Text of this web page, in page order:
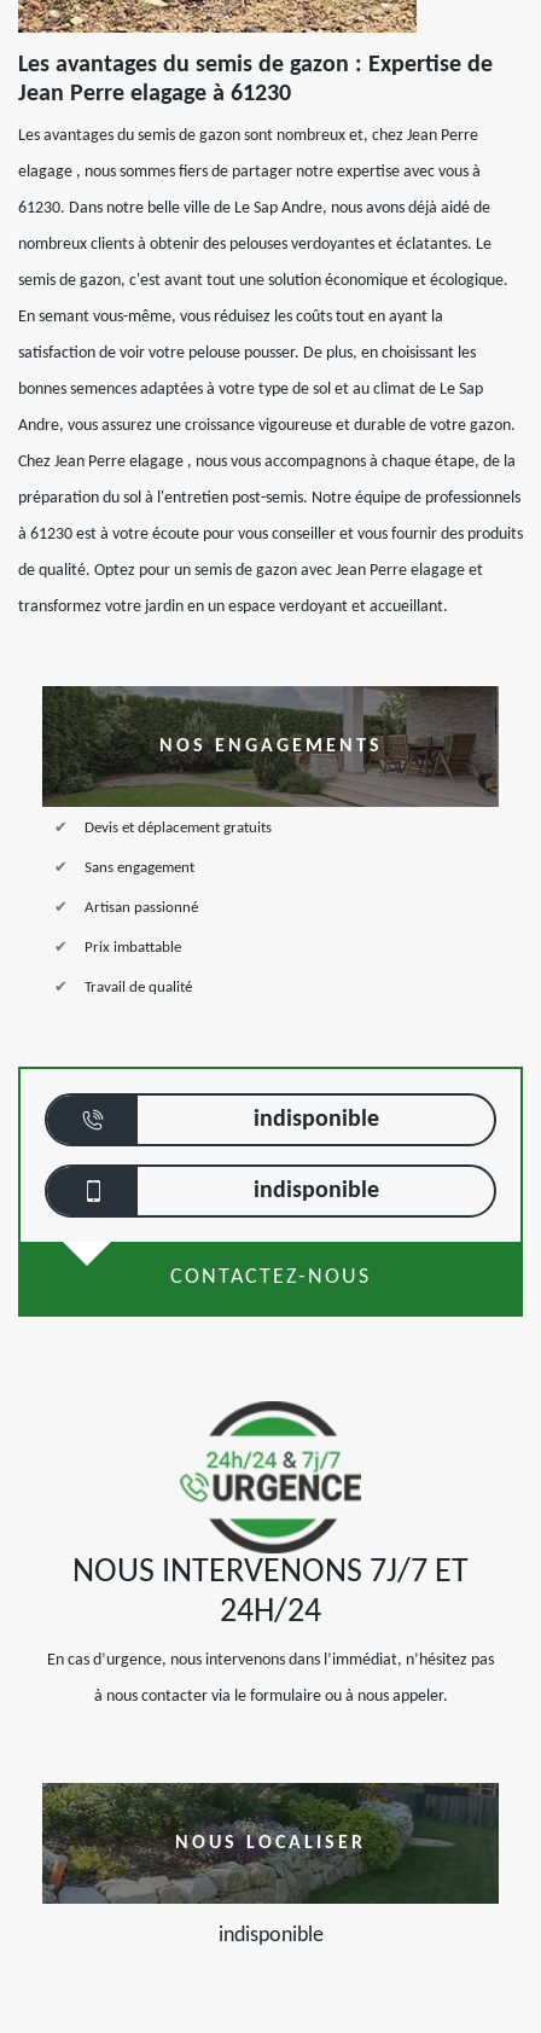
Les avantages du semis de gazon : Expertise de
Jean Perre elagage à 61230
Les avantages du semis de gazon sont nombreux et, chez Jean Perre
elagage , nous sommes fiers de partager notre expertise avec vous à
61230. Dans notre belle ville de Le Sap Andre, nous avons déjà aidé de
nombreux clients à obtenir des pelouses verdoyantes et éclatantes. Le
semis de gazon, c'est avant tout une solution économique et écologique.
En semant vous-même, vous réduisez les coûts tout en ayant la
satisfaction de voir votre pelouse pousser. De plus, en choisissant les
bonnes semences adaptées à votre type de sol et au climat de Le Sap
Andre, vous assurez une croissance vigoureuse et durable de votre gazon.
Chez Jean Perre elagage , nous vous accompagnons à chaque étape, de la
préparation du sol à l'entretien post-semis. Notre équipe de professionnels
à 61230 est à votre écoute pour vous conseiller et vous fournir des produits
de qualité. Optez pour un semis de gazon avec Jean Perre elagage et
transformez votre jardin en un espace verdoyant et accueillant.
NOS ENGAGEMENTS
Devis et déplacement gratuits
Sans engagement
Artisan passionné
Prix imbattable
Travail de qualité
indisponible
indisponible
CONTACTEZ-NOUS
NOUS INTERVENONS 7J/7 ET
24H/24
En cas d’urgence, nous intervenons dans l’immédiat, n’hésitez pas
à nous contacter via le formulaire ou à nous appeler.
NOUS LOCALISER
indisponible